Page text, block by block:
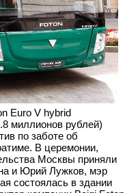
Euro V hybrid
миллионов рублей)
по заботе об
В церемонии,
Москвы приняли
и Юрий Лужков, мэр
состоялась в здании